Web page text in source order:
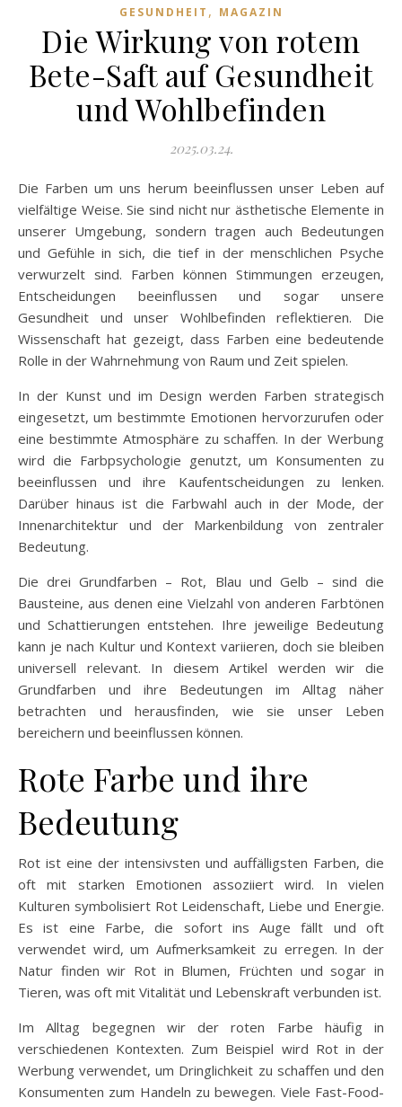
GESUNDHEIT , MAGAZIN
Die Wirkung von rotem
Bete-Saft auf Gesundheit
und Wohlbefinden
2025.03.24.
Die Farben um uns herum beeinflussen unser Leben auf
vielfältige Weise. Sie sind nicht nur ästhetische Elemente in
unserer Umgebung, sondern tragen auch Bedeutungen
und Gefühle in sich, die tief in der menschlichen Psyche
verwurzelt sind. Farben können Stimmungen erzeugen,
Entscheidungen beeinflussen und sogar unsere
Gesundheit und unser Wohlbefinden reflektieren. Die
Wissenschaft hat gezeigt, dass Farben eine bedeutende
Rolle in der Wahrnehmung von Raum und Zeit spielen.
In der Kunst und im Design werden Farben strategisch
eingesetzt, um bestimmte Emotionen hervorzurufen oder
eine bestimmte Atmosphäre zu schaffen. In der Werbung
wird die Farbpsychologie genutzt, um Konsumenten zu
beeinflussen und ihre Kaufentscheidungen zu lenken.
Darüber hinaus ist die Farbwahl auch in der Mode, der
Innenarchitektur und der Markenbildung von zentraler
Bedeutung.
Die drei Grundfarben – Rot, Blau und Gelb – sind die
Bausteine, aus denen eine Vielzahl von anderen Farbtönen
und Schattierungen entstehen. Ihre jeweilige Bedeutung
kann je nach Kultur und Kontext variieren, doch sie bleiben
universell relevant. In diesem Artikel werden wir die
Grundfarben und ihre Bedeutungen im Alltag näher
betrachten und herausfinden, wie sie unser Leben
bereichern und beeinflussen können.
Rote Farbe und ihre
Bedeutung
Rot ist eine der intensivsten und auffälligsten Farben, die
oft mit starken Emotionen assoziiert wird. In vielen
Kulturen symbolisiert Rot Leidenschaft, Liebe und Energie.
Es ist eine Farbe, die sofort ins Auge fällt und oft
verwendet wird, um Aufmerksamkeit zu erregen. In der
Natur finden wir Rot in Blumen, Früchten und sogar in
Tieren, was oft mit Vitalität und Lebenskraft verbunden ist.
Im Alltag begegnen wir der roten Farbe häufig in
verschiedenen Kontexten. Zum Beispiel wird Rot in der
Werbung verwendet, um Dringlichkeit zu schaffen und den
Konsumenten zum Handeln zu bewegen. Viele Fast-Food-